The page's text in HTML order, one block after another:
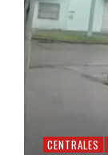
CENTRALES